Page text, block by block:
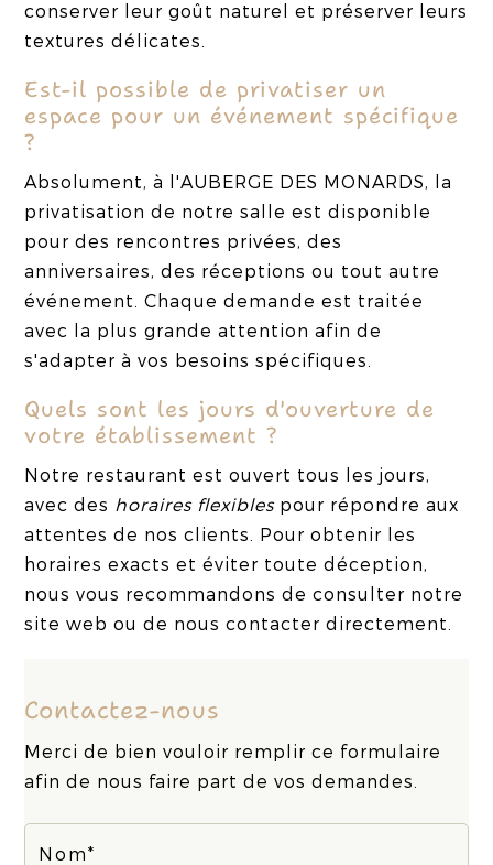
conserver leur goût naturel et préserver leurs
textures délicates.
Est-il possible de privatiser un
espace pour un événement spécifique
?
Absolument, à l'AUBERGE DES MONARDS, la
privatisation de notre salle est disponible
pour des rencontres privées, des
anniversaires, des réceptions ou tout autre
événement. Chaque demande est traitée
avec la plus grande attention afin de
s'adapter à vos besoins spécifiques.
Quels sont les jours d'ouverture de
votre établissement ?
Notre restaurant est ouvert tous les jours,
avec des horaires flexiblespour répondre aux
attentes de nos clients. Pour obtenir les
horaires exacts et éviter toute déception,
nous vous recommandons de consulter notre
site web ou de nous contacter directement.
Contactez-nous
Merci de bien vouloir remplir ce formulaire
afin de nous faire part de vos demandes.